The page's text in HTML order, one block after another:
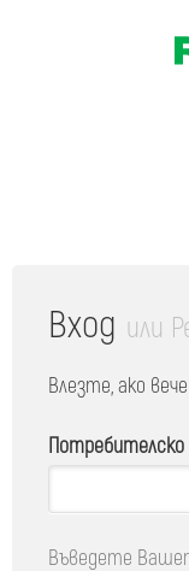
Вход или
Влезте, ако
Въведете